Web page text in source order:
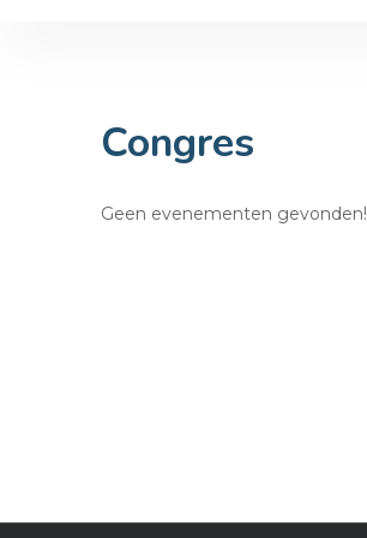
Congres
Geen evenementen gevonden!